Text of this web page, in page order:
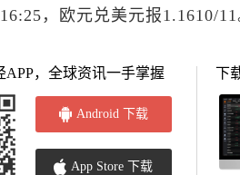
， 欧元兑美元报1.1610/
APP，全球资讯一手掌握
Android 下载
App Store 下载
下